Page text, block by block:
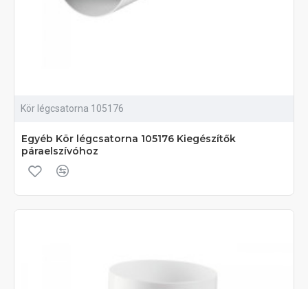
Kör légcsatorna 105176
Egyéb Kör légcsatorna 105176 Kiegészítők
páraelszívóhoz